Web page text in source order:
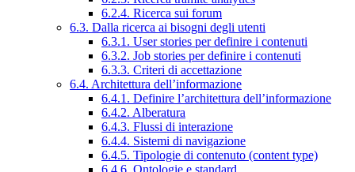
6.2.4. Ricerca sui forum
6.3. Dalla ricerca ai bisogni degli utenti
6.3.1. User stories per definire i contenuti
6.3.2. Job stories per definire i contenuti
6.3.3. Criteri di accettazione
6.4. Architettura dell’informazione
6.4.1. Definire l’architettura dell’informazione
6.4.2. Alberatura
6.4.3. Flussi di interazione
6.4.4. Sistemi di navigazione
6.4.5. Tipologie di contenuto (content type)
6.4.6. Ontologie e standard